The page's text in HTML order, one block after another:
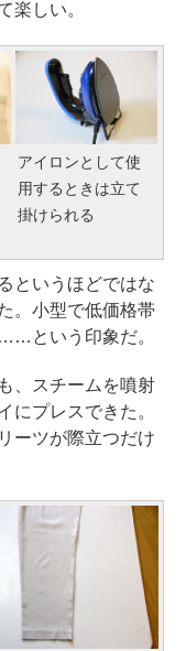
楽しい。
アイロンとして使
用するときは立て
掛けられる
というほどではな
。小型で低価格帯
という印象だ。
、スチームを噴射
にプレスできた。
ーツが際立つだけ